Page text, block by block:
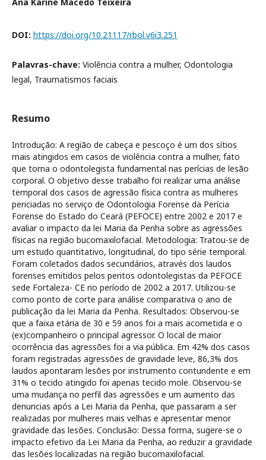
DOI: https://doi.org/10.21117/rbol.v6i3.251
Palavras-chave: Violência contra a mulher, Odontologia
legal, Traumatismos faciais
Resumo
Introdução: A região de cabeça e pescoço é um dos sítios
mais atingidos em casos de violência contra a mulher, fato
que torna o odontolegista fundamental nas perícias de lesão
corporal. O objetivo desse trabalho foi realizar uma análise
temporal dos casos de agressão física contra as mulheres
periciadas no serviço de Odontologia Forense da Perícia
Forense do Estado do Ceará (PEFOCE) entre 2002 e 2017 e
avaliar o impacto da lei Maria da Penha sobre as agressões
físicas na região bucomaxilofacial. Metodologia: Tratou-se de
um estudo quantitativo, longitudinal, do tipo série temporal.
Foram coletados dados secundários, através dos laudos
forenses emitidos pelos peritos odontolegistas da PEFOCE
sede Fortaleza- CE no período de 2002 a 2017. Utilizou-se
como ponto de corte para análise comparativa o ano de
publicação da lei Maria da Penha. Resultados: Observou-se
que a faixa etária de 30 e 59 anos foi a mais acometida e o
(ex)companheiro o principal agressor. O local de maior
ocorrência das agressões foi a via pública. Em 42% dos casos
foram registradas agressões de gravidade leve, 86,3% dos
laudos apontaram lesões por instrumento contundente e em
31% o tecido atingido foi apenas tecido mole. Observou-se
uma mudança no perfil das agressões e um aumento das
denuncias após a Lei Maria da Penha, que passaram a ser
realizadas por mulheres mais velhas e apresentar menor
gravidade das lesões. Conclusão: Dessa forma, sugere-se o
impacto efetivo da Lei Maria da Penha, ao reduzir a gravidade
das lesões localizadas na região bucomaxilofacial.